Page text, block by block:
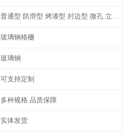
普通型 防滑型 ‌烤漆型 封边型 ‌微孔 立体 加砂覆面型 平面型
玻璃钢格栅
玻璃钢
可支持定制
多种规格 品质保障
实体发货